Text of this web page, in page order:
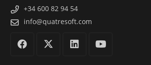
+34 600 82 94 54
info@quatresoft.com